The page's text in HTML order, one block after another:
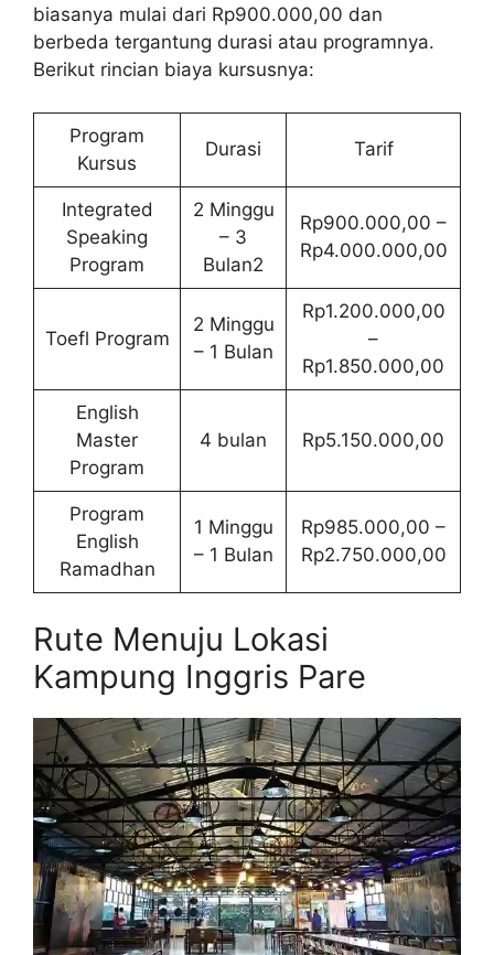
biasanya mulai dari Rp900.000,00 dan
berbeda tergantung durasi atau programnya.
Berikut rincian biaya kursusnya:
Program
Kursus
Durasi Tarif
Integrated
Speaking
Program
2 Minggu
– 3
Bulan2
Rp900.000,00 –
Rp4.000.000,00
Toefl Program
2 Minggu
– 1 Bulan
Rp1.200.000,00
–
Rp1.850.000,00
English
Master
Program
4 bulan Rp5.150.000,00
Program
English
Ramadhan
1 Minggu
– 1 Bulan
Rp985.000,00 –
Rp2.750.000,00
Rute Menuju Lokasi
Kampung Inggris Pare